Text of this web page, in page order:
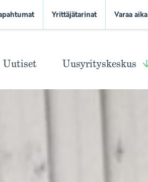
Yrittäjätarinat Varaa aika
Uutiset Uusyrityskeskus